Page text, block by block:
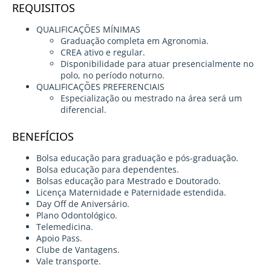
REQUISITOS
QUALIFICAÇÕES MÍNIMAS
Graduação completa em Agronomia.
CREA ativo e regular.
Disponibilidade para atuar presencialmente no
polo, no período noturno.
QUALIFICAÇÕES PREFERENCIAIS
Especialização ou mestrado na área será um
diferencial.
BENEFÍCIOS
Bolsa educação para graduação e pós-graduação.
Bolsa educação para dependentes.
Bolsas educação para Mestrado e Doutorado.
Licença Maternidade e Paternidade estendida.
Day Off de Aniversário.
Plano Odontológico.
Telemedicina.
Apoio Pass.
Clube de Vantagens.
Vale transporte.